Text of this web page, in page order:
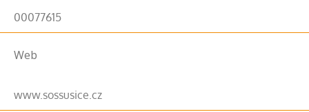
00077615
Web
www.sossusice.cz